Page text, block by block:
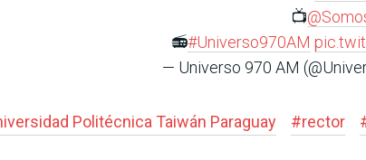
📺
📻#Universo970AM
— Universo 970 AM
Politécnica Taiwán Paraguay #rector